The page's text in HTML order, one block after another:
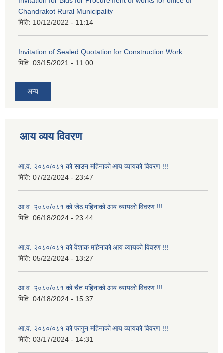
Chandrakot Rural Municipality
मिति: 10/12/2022 - 11:14
Invitation of Sealed Quotation for Construction Work
मिति: 03/15/2021 - 11:00
अन्य
आय व्यय विवरण
आ.व. २०८०/०८१ को साउन महिनाको आय व्यायको विवरण !!!
मिति: 07/22/2024 - 23:47
आ.व. २०८०/०८१ को जेठ महिनाको आय व्यायको विवरण !!!
मिति: 06/18/2024 - 23:44
आ.व. २०८०/०८१ को वैशाक महिनाको आय व्यायको विवरण !!!
मिति: 05/22/2024 - 13:27
आ.व. २०८०/०८१ को चैत महिनाको आय व्यायको विवरण !!!
मिति: 04/18/2024 - 15:37
आ.व. २०८०/०८१ को फागुन महिनाको आय व्यायको विवरण !!!
मिति: 03/17/2024 - 14:31